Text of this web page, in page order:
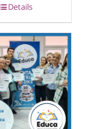
Details